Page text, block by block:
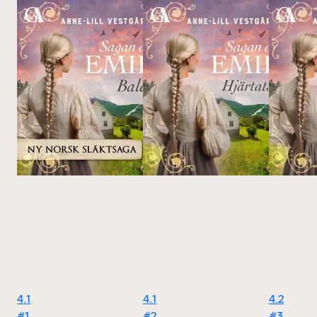
4.1
4.1
4.2